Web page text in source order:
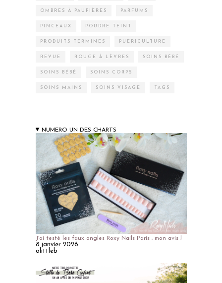
OMBRES À PAUPIÈRES PARFUMS
PINCEAUX POUDRE TEINT
PRODUITS TERMINÉS PUÉRICULTURE
REVUE ROUGE À LÈVRES SOINS BÉBÉ
SOINS BÉBÉ SOINS CORPS
SOINS MAINS SOINS VISAGE TAGS
NUMERO UN DES CHARTS
J'ai testé les faux ongles Roxy Nails Paris : mon avis !
8 janvier 2026
alittleb